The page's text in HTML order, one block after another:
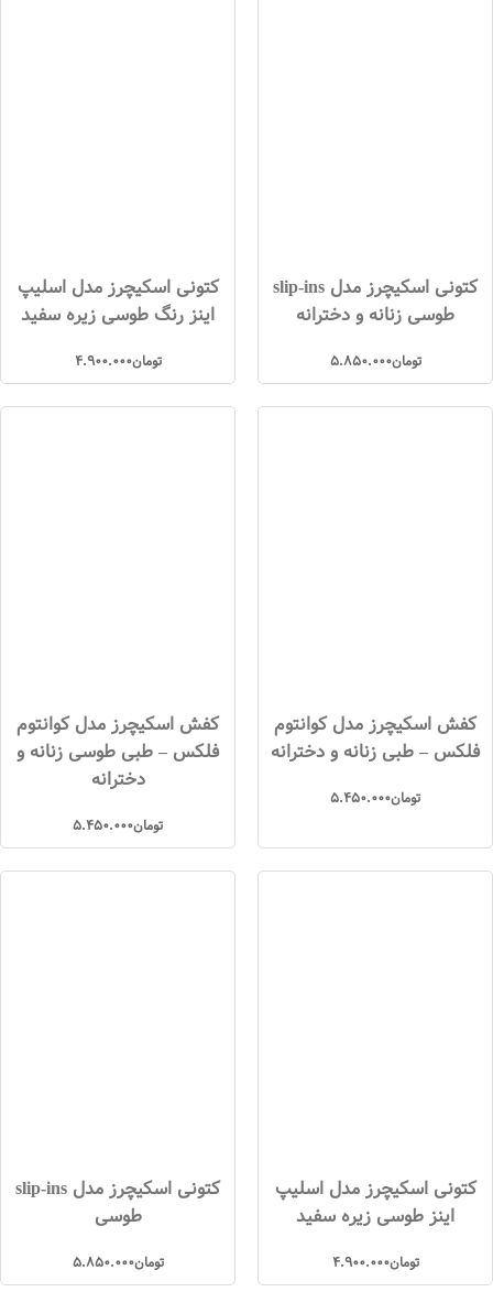
کتونی اسکیچرز مدل slip-ins
طوسی زنانه و دخترانه
تومان5.850.000
کتونی اسکیچرز مدل اسلیپ
اینز رنگ طوسی زیره سفید
تومان4.900.000
کفش اسکیچرز مدل کوانتوم
فلکس – طبی زنانه و دخترانه
تومان5.450.000
کفش اسکیچرز مدل کوانتوم
فلکس – طبی طوسی زنانه و
دخترانه
تومان5.450.000
کتونی اسکیچرز مدل اسلیپ
اینز طوسی زیره سفید
تومان4.900.000
کتونی اسکیچرز مدل slip-ins
طوسی
تومان5.850.000